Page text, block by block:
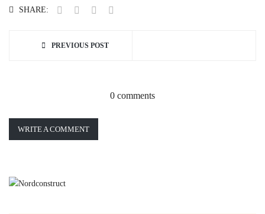
SHARE:
PREVIOUS POST
0 comments
WRITE A COMMENT